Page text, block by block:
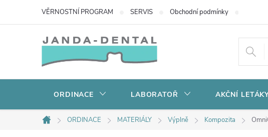
VĚRNOSTNÍ PROGRAM SERVIS Obchodní podmínky
ORDINACE LABORATOŘ AKČNÍ
Domů
ORDINACE MATERIÁLY Výplně Kompozita